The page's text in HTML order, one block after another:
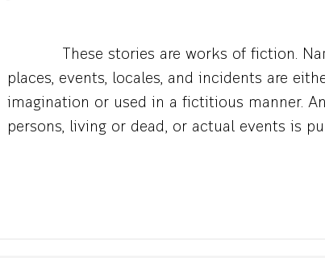
These stories are works of fiction.
places, events, locales, and incidents are
imagination or used in a fictitious manner.
persons, living or dead, or actual events is